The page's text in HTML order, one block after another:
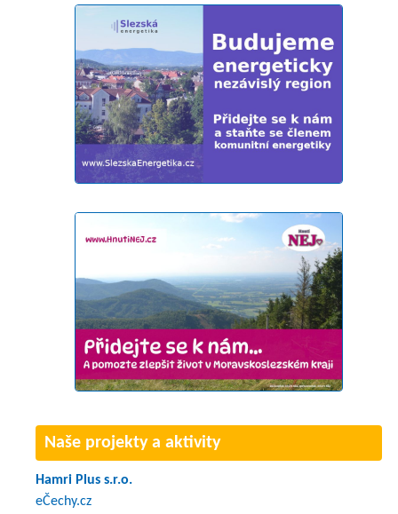
Naše projekty a aktivity
Hamri Plus s.r.o.
eČechy.cz